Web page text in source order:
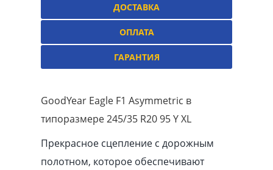
ДОСТАВКА
ОПЛАТА
ГАРАНТИЯ
GoodYear Eagle F1 Asymmetric в
типоразмере 245/35 R20 95 Y XL
Прекрасное сцепление с дорожным
полотном, которое обеспечивают